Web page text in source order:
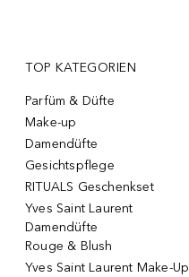
TOP KATEGORIEN
Parfüm & Düfte
Make-up
Damendüfte
Gesichtspflege
RITUALS Geschenkset
Yves Saint Laurent
Damendüfte
Rouge & Blush
Yves Saint Laurent Make-Up